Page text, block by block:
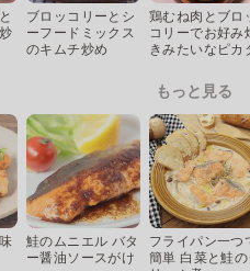
ブロッコリーとシ
ーフードミックス
のキムチ炒め
鶏むね肉とブロ
コリーでお好み
きみたいなピカ
もっと見る
鮭のムニエル バタ
ー醤油ソースがけ
フライパン一つ
簡単 白菜と鮭